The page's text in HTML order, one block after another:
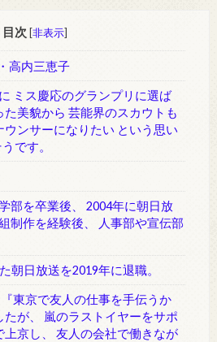
目次 [非表示]
高内三恵子
ミス慶応のグランプリに選ば
美貌から 芸能界のスカウトも
ウンサーになりたい という思い
です。
部を卒業後、 2004年に朝日放
制作を経験後、 人事部や宣伝部
朝日放送を2019年に退職。
東京で友人の仕事を手伝うか
たが、 嵐のラストイヤーをサポ
上京し、 友人の会社で働きなが